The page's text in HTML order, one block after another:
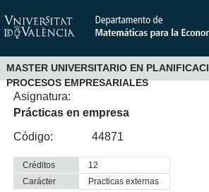
MASTER UNIVERSITARIO EN
PROCESOS EMPRESARIALES
Asignatura:
Prácticas en empresa
Código:
44871
Créditos
12
Carácter
practicas externas